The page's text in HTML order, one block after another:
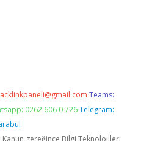
Teams:
0262 606 0 726 Telegram:
Kanun gereğince Bilgi Teknolojileri